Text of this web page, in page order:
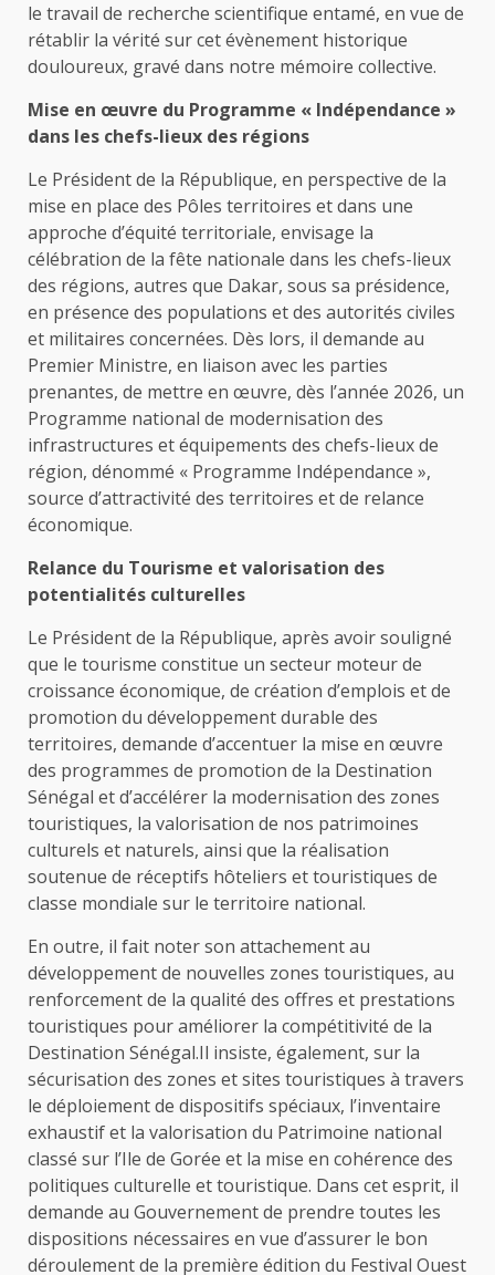
le travail de recherche scientifique entamé, en vue de
rétablir la vérité sur cet évènement historique
douloureux, gravé dans notre mémoire collective.
Mise en œuvre du Programme « Indépendance »
dans les chefs-lieux des régions
Le Président de la République, en perspective de la
mise en place des Pôles territoires et dans une
approche d’équité territoriale, envisage la
célébration de la fête nationale dans les chefs-lieux
des régions, autres que Dakar, sous sa présidence,
en présence des populations et des autorités civiles
et militaires concernées. Dès lors, il demande au
Premier Ministre, en liaison avec les parties
prenantes, de mettre en œuvre, dès l’année 2026, un
Programme national de modernisation des
infrastructures et équipements des chefs-lieux de
région, dénommé « Programme Indépendance »,
source d’attractivité des territoires et de relance
économique.
Relance du Tourisme et valorisation des
potentialités culturelles
Le Président de la République, après avoir souligné
que le tourisme constitue un secteur moteur de
croissance économique, de création d’emplois et de
promotion du développement durable des
territoires, demande d’accentuer la mise en œuvre
des programmes de promotion de la Destination
Sénégal et d’accélérer la modernisation des zones
touristiques, la valorisation de nos patrimoines
culturels et naturels, ainsi que la réalisation
soutenue de réceptifs hôteliers et touristiques de
classe mondiale sur le territoire national.
En outre, il fait noter son attachement au
développement de nouvelles zones touristiques, au
renforcement de la qualité des offres et prestations
touristiques pour améliorer la compétitivité de la
Destination Sénégal.Il insiste, également, sur la
sécurisation des zones et sites touristiques à travers
le déploiement de dispositifs spéciaux, l’inventaire
exhaustif et la valorisation du Patrimoine national
classé sur l’Ile de Gorée et la mise en cohérence des
politiques culturelle et touristique. Dans cet esprit, il
demande au Gouvernement de prendre toutes les
dispositions nécessaires en vue d’assurer le bon
déroulement de la première édition du Festival Ouest